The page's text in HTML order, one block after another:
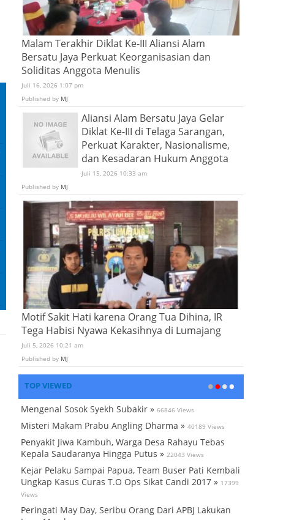
Malam Terakhir Diklat Ke-III Aliansi Alam
Bersatu Jaya Perkuat Keorganisasian dan
Soliditas Anggota Menulis
Juli 16, 2026 1:07 pm
Published by MJ
Aliansi Alam Bersatu Jaya Gelar
Diklat Ke-III di Telaga Sarangan,
Perkuat Karakter, Nasionalisme,
dan Kesadaran Hukum Anggota
Juli 15, 2026 10:33 am
Published by MJ
Motif Sakit Hati karena Orang Tua Dihina, IR
Tega Habisi Nyawa Kekasihnya di Lumajang
Juli 5, 2026 10:21 am
Published by MJ
TOP VIEWED
Mengenal Sosok Syekh Subakir » 66846 Views
Misteri Makam Prabu Angling Dharma » 40189 Views
Penyakit Jiwa Kambuh, Warga Desa Rahayu Tebas
Kepala Saudaranya Hingga Putus » 22043 Views
Kejar Pelaku Sampai Papua, Team Buser Pati Kembali
Ungkap Kasus Curas T.O Ops Sikat Candi 2017 » 17399
Views
Peringati May Day, Seribu Orang Dari APBJ Lakukan